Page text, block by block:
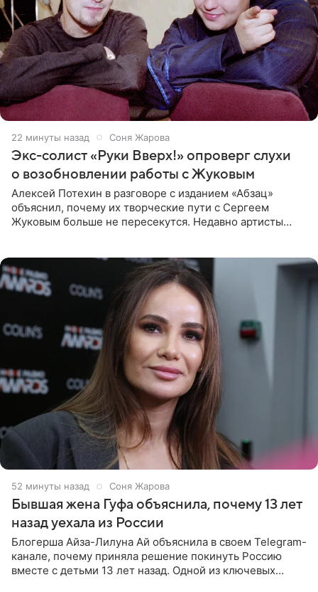
22 минуты назад Соня Жарова
Экс-солист «Руки Вверх!» опроверг слухи
о возобновлении работы с Жуковым
Алексей Потехин в разговоре с изданием «Абзац»
объяснил, почему их творческие пути с Сергеем
Жуковым больше не пересекутся. Недавно артисты
52 минуты назад Соня Жарова
Бывшая жена Гуфа объяснила, почему 13 лет
назад уехала из России
Блогерша Айза-Лилуна Ай объяснила в своем Telegram-
канале, почему приняла решение покинуть Россию
вместе с детьми 13 лет назад. Одной из ключевых